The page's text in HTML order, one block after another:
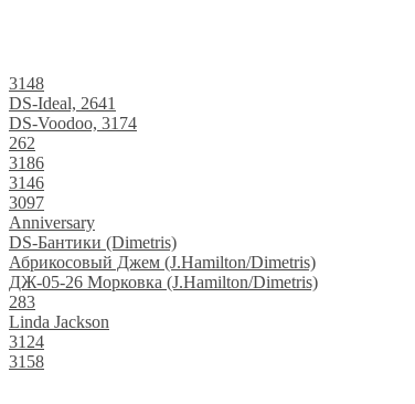
3148
DS-Ideal, 2641
DS-Voodoo, 3174
262
3186
3146
3097
Anniversary
DS-Бантики (Dimetris)
Абрикосовый Джем (J.Hamilton/Dimetris)
ДЖ-05-26 Морковка (J.Hamilton/Dimetris)
283
Linda Jackson
3124
3158